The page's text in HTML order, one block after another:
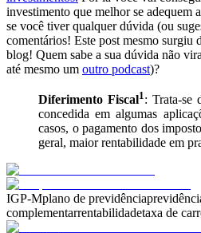
investimento que melhor se adequem
se você tiver qualquer dúvida (ou
comentários! Este post mesmo surgiu
blog! Quem sabe a sua dúvida não
até mesmo um outro podcast)?
Diferimento Fiscal1 : Trata-se
concedida em algumas
casos, o pagamento dos
geral, maior rentabilidade em
IGP-Mplano de previdência
complementarrentabilidadetaxa de